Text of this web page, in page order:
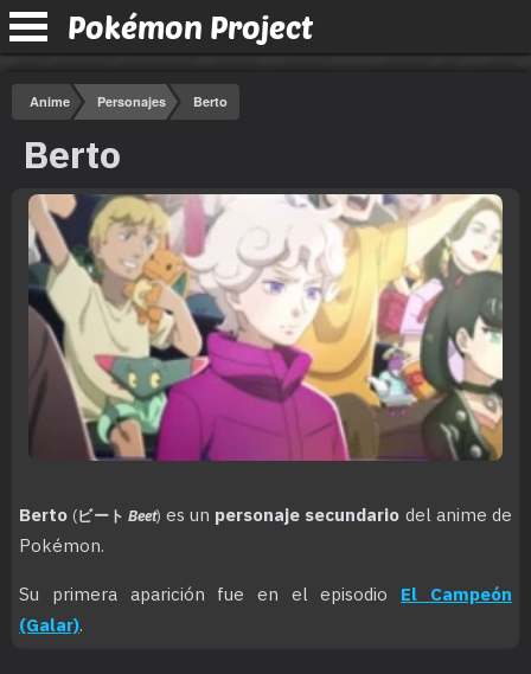
Pokémon Project
Anime Personajes Berto
Berto
Berto (ビート Beet) es un personaje secundario del anime de
Pokémon.
Su primera aparición fue en el episodio El Campeón
(Galar).